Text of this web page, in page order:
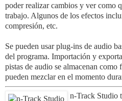
poder realizar cambios y ver como
trabajo. Algunos de los efectos
compresión, etc.
Se pueden usar plug-ins de audio
del programa. Importación y
pistas de audio se almacenan como
pueden mezclar en el momento
n-Track Studio